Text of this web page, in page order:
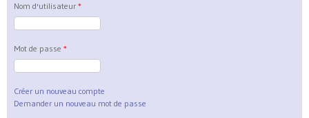
Nom d'utilisateur *
Mot de passe *
Créer un nouveau compte
Demander un nouveau mot de passe